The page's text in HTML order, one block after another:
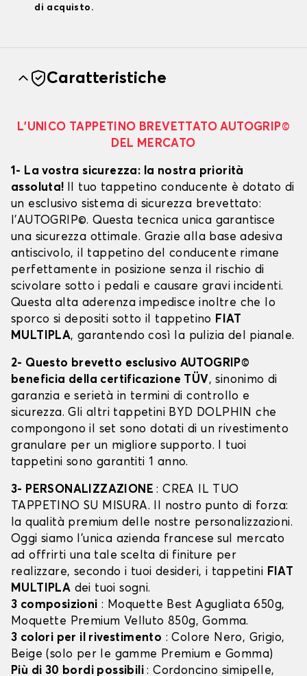
di acquisto.
Caratteristiche
L’UNICO TAPPETINO BREVETTATO AUTOGRIP©
DEL MERCATO
1- La vostra sicurezza: la nostra priorità
assoluta! Il tuo tappetino conducente è dotato di
un esclusivo sistema di sicurezza brevettato:
l’AUTOGRIP©. Questa tecnica unica garantisce
una sicurezza ottimale. Grazie alla base adesiva
antiscivolo, il tappetino del conducente rimane
perfettamente in posizione senza il rischio di
scivolare sotto i pedali e causare gravi incidenti.
Questa alta aderenza impedisce inoltre che lo
sporco si depositi sotto il tappetino FIAT
MULTIPLA, garantendo così la pulizia del pianale.
2- Questo brevetto esclusivo AUTOGRIP©
beneficia della certificazione TÜV, sinonimo di
garanzia e serietà in termini di controllo e
sicurezza. Gli altri tappetini BYD DOLPHIN che
compongono il set sono dotati di un rivestimento
granulare per un migliore supporto. I tuoi
tappetini sono garantiti 1 anno.
3- PERSONALIZZAZIONE: CREA IL TUO
TAPPETINO SU MISURA. Il nostro punto di forza:
la qualità premium delle nostre personalizzazioni.
Oggi siamo l’unica azienda francese sul mercato
ad offrirti una tale scelta di finiture per
realizzare, secondo i tuoi desideri, i tappetini FIAT
MULTIPLA dei tuoi sogni.
3 composizioni : Moquette Best Agugliata 650g,
Moquette Premium Velluto 850g, Gomma.
3 colori per il rivestimento : Colore Nero, Grigio,
Beige (solo per le gamme Premium e Gomma)
Più di 30 bordi possibili: Cordoncino simipelle,